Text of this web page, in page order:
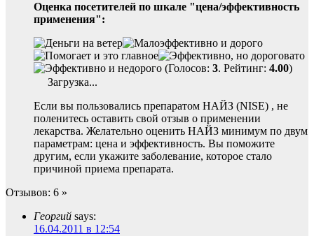
Оценка посетителей по шкале "цена/эффективность
применения":
(Голосов: 3. Рейтинг: 4.00)
Загрузка...
Если вы пользовались препаратом НАЙЗ (NISE) , не
поленитесь оставить свой отзыв о применении
лекарства. Желательно оценить НАЙЗ минимум по двум
параметрам: цена и эффективность. Вы поможите
другим, если укажите заболевание, которое стало
причиной приема препарата.
Отзывов: 6 »
Георгий says:
16.04.2011 в 12:54